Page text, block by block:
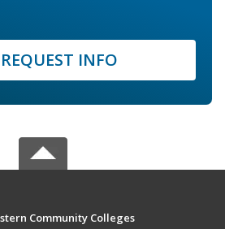
REQUEST INFO
Community Colleges